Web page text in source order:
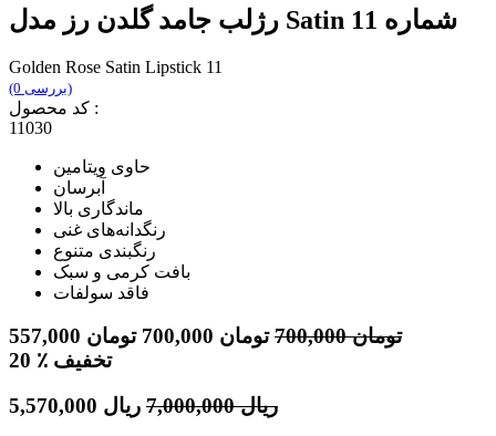
رژلب جامد گلدن رز مدل Satin شماره 11
Golden Rose Satin Lipstick 11
(0 بررسی)
کد محصول :
11030
حاوی ویتامین
آبرسان
ماندگاری بالا
رنگدانه‌های غنی
رنگبندی متنوع
بافت کرمی و سبک
فاقد سولفات
557,000 تومان 700,000 تومان 700,000 تومان
20
٪ تخفیف
5,570,000 ریال 7,000,000 ریال